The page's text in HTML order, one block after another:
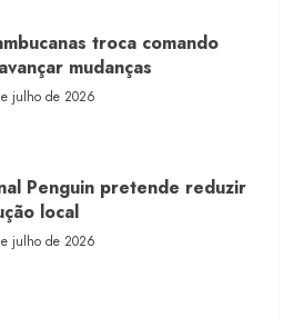
troca comando
mudanças
julho de 2026
Penguin pretende reduzir
local
julho de 2026